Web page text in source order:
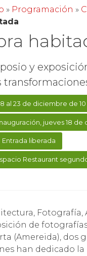
» Programación »
y
al 23 de diciembre de 10
jueves 18 de
Entrada liberada
Restaurant
de
(Amereida), dos
han dedicado